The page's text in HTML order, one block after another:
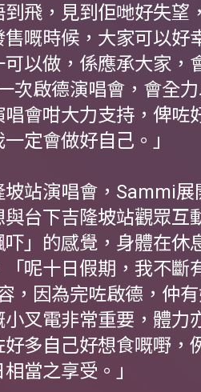
到飛，見到佢哋好失望
售嘅時候，大家可以好
以做，係應承大家，
次啟德演唱會，會全
會咁大力支持，俾咗
定會做好自己。」
站演唱會，Sammi展
台下吉隆坡站觀眾互
」的感覺，身體在休
呢十日假期，我不斷
，因為完咗啟德，仲
叉電非常重要，體力
多自己好想食嘅嘢，
當之享受。」